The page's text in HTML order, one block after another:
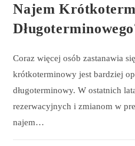
Najem
Coraz więcej osób zastanawia
krótkoterminowy jest bardziej
długoterminowy. W ostatnich
rezerwacyjnych i zmianom w
najem…